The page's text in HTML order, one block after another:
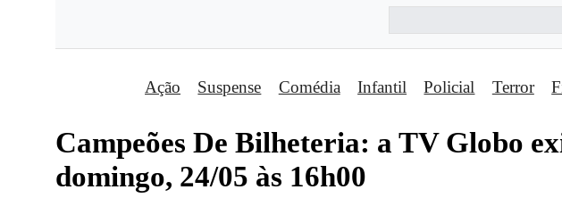
Ação Suspense Comédia Infantil Policial Terror
Campeões De Bilheteria: a TV Globo
domingo, 24/05 às 16h00